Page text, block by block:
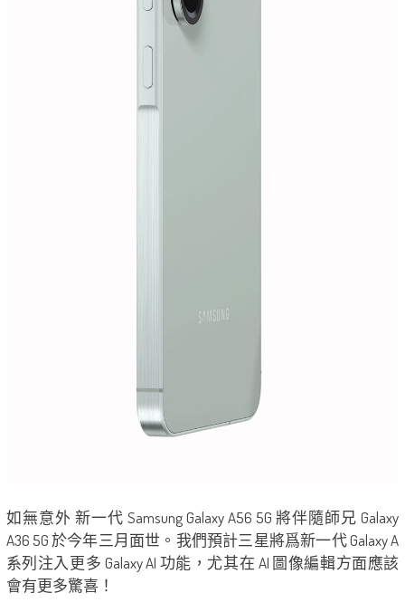
如無意外 新一代 Samsung Galaxy A56 5G 將伴隨師兄 Galaxy
A36 5G 於今年三月面世。我們預計三星將爲新一代 Galaxy A
系列注入更多 Galaxy AI 功能，尤其在 AI 圖像編輯方面應該
會有更多驚喜！